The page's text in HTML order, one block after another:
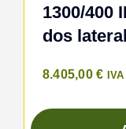
1300/400
dos
8.405,00€